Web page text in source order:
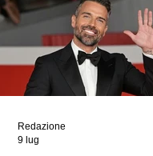
Redazione
9 lug